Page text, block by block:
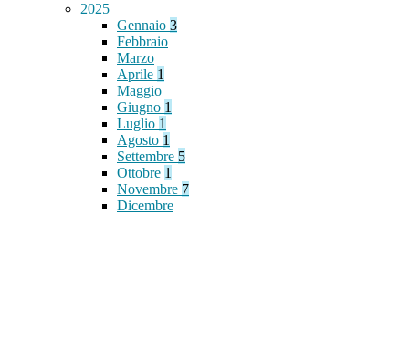
2025
Gennaio 3
Febbraio
Marzo
Aprile 1
Maggio
Giugno 1
Luglio 1
Agosto 1
Settembre 5
Ottobre 1
Novembre 7
Dicembre